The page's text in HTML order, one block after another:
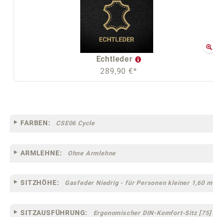
Echtleder
289,90 €*
FARBEN: CSE06 Cycle
ARMLEHNE: Ohne Armlehne
SITZHÖHE: Gasfeder Niedrig - für Personen kleiner 1,60 m
SITZAUSFÜHRUNG: Ergonomischer DIN-Komfort-Sitz [75]